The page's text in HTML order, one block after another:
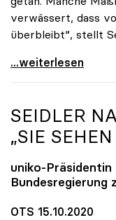
verwässert, dass
überbleibt“, stellt
Seidler zu
...weiterlesen
SEIDLER
„SIE
uniko-
Bundesregierung
OTS 15.10.2020